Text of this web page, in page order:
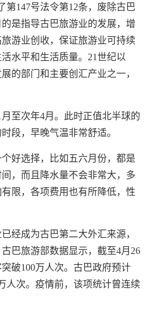
第147号法令第12条，废除古巴
是指导古巴旅游业的发展，增
游业创收，保证旅游业可持续
水平和生活质量。21世纪以
的部门和主要创汇产业之一，
至次年4月。此时正值北半球的
段，早晚气温非常舒适。
好选择，比如五六月份，都是
，而且降水量不会非常大，多
限，各项费用也有所降低，性
经成为古巴第二大外汇来源，
巴旅游部数据显示，截至4月26
破100万人次。古巴政府预计
人次。疫情前，该项统计曾连续